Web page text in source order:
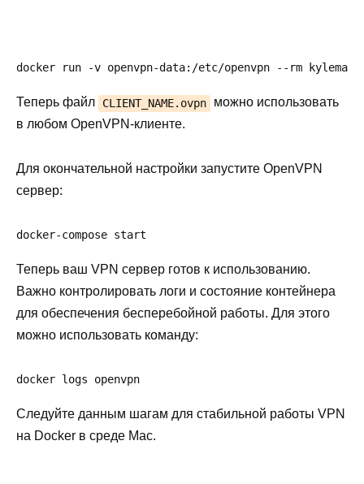
docker run -v openvpn-data:/etc/openvpn --rm kylemanna/
Теперь файл CLIENT_NAME.ovpn
можно использовать
в любом OpenVPN-клиенте.
Для окончательной настройки запустите OpenVPN
сервер:
docker-compose start
Теперь ваш VPN сервер готов к использованию.
Важно контролировать логи и состояние контейнера
для обеспечения бесперебойной работы. Для этого
можно использовать команду:
docker logs openvpn
Следуйте данным шагам для стабильной работы VPN
на Docker в среде Mac.